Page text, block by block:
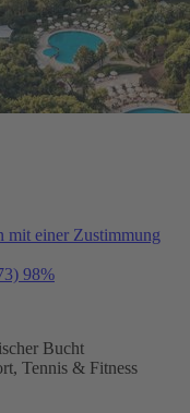
mit einer Zustimmung
98%
Bucht
Tennis & Fitness